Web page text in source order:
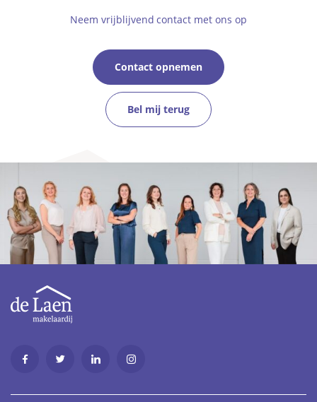
Neem vrijblijvend contact met ons op
Contact opnemen
Bel mij terug